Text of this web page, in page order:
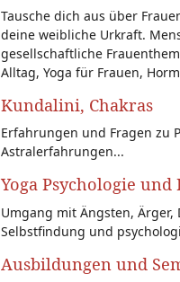
Tausche dich aus über
deine weibliche Urkraft.
gesellschaftliche
Alltag, Yoga für Frauen,
Kundalini, Chakras
Erfahrungen und Fragen zu
Astralerfahrungen...
Yoga Psychologie und
Umgang mit Ängsten, Ärger,
Selbstfindung und
Ausbildungen und